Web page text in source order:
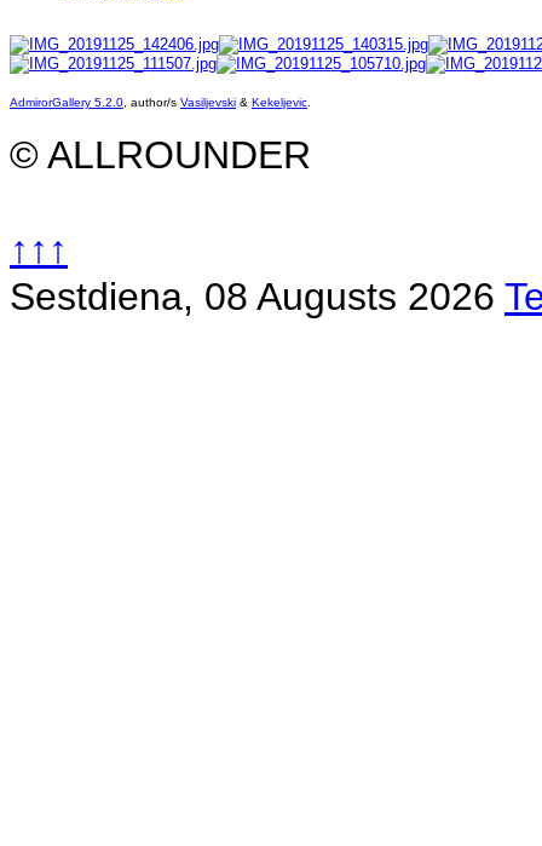
AdmirorGallery 5.2.0 , author/s Vasiljevski & Kekeljevic
© ALLROUNDER
↑↑↑
Sestdiena, 08 Augusts 2026